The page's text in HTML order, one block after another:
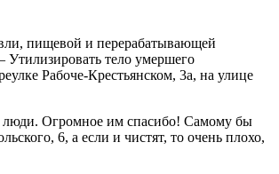
пищевой и перерабатывающей
Утилизировать тело умершего
Рабоче-Крестьянском, 3а, на улице
люди. Огромное им спасибо! Самому бы
6, а если и чистят, то очень плохо,